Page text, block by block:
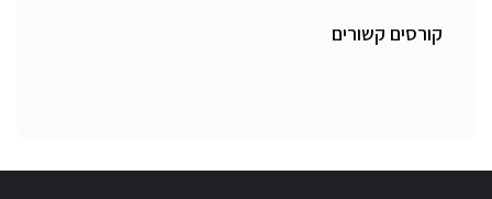
קורסים קשורים